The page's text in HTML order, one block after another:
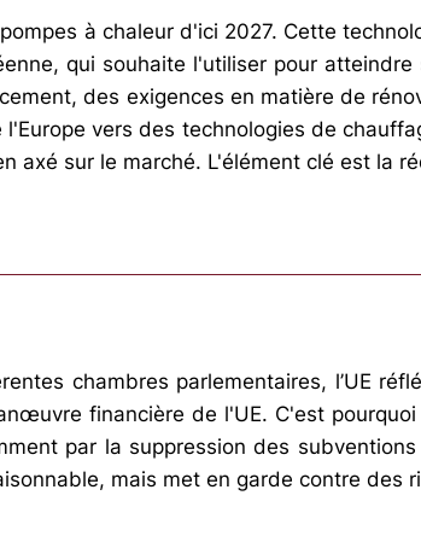
à chaleur d'ici 2027. Cette
qui souhaite l'utiliser pour
des exigences en matière de
vers des technologies de
axé sur le marché. L'élément clé est la
chambres parlementaires, l’UE
financière de l'UE. C'est
par la suppression des
mais met en garde contre des